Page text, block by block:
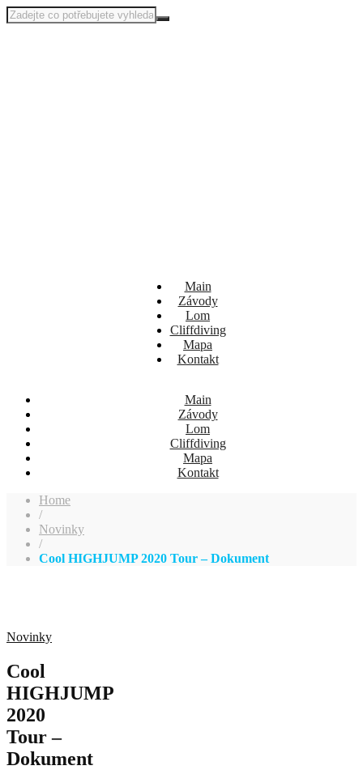
Main
Závody
Lom
Cliffdiving
Mapa
Kontakt
Main
Závody
Lom
Cliffdiving
Mapa
Kontakt
Home
/
Novinky
/
Cool HIGHJUMP 2020 Tour – Dokument
Novinky
Cool
HIGHJUMP
2020
Tour –
Dokument